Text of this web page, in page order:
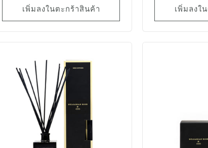
เพิ่มลงในตะกร้าสินค้า เพิ่มลงใ